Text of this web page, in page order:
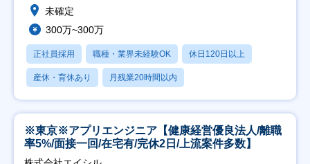
未確定
300万~300万
正社員採用 職種・業界未経験OK 休日120日以上
産休・育休あり 月残業20時間以内
※東京※アプリエンジニア【健康経営優良法人/離職
率5%/面接一回/在宅有/完休2日/上流案件多数】